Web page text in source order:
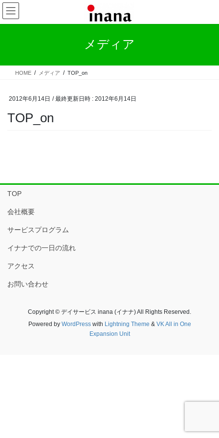
コ
ン
テ
ス
ナ
ビ
ゲ
ン
メディア
HOME メディア TOP_on
2012年6月14日 / 最終更新日時 : 2012年6月14日
TOP_on
TOP
会社概要
サービスプログラム
イナナでの一日の流れ
アクセス
お問い合わせ
Copyright © デイサービス inana (イナナ) All Rights Reserved.
Powered by WordPresswith Lightning Theme & VK All in One
Expansion Unit